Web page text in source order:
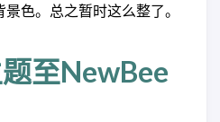
色。总之暂时这么整了。
至NewBee